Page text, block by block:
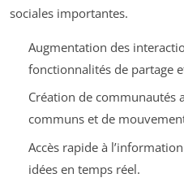
sociales importantes.
Augmentation des
fonctionnalités de partage
Création de communautés
communs et de
Accès rapide à
idées en temps réel.